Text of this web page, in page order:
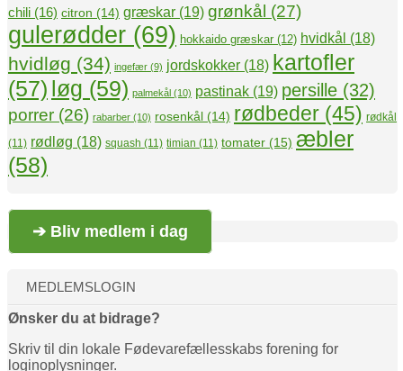
chili (16) citron (14) græskar (19) grønkål (27)
gulerødder (69) hokkaido græskar (12) hvidkål (18)
hvidløg (34) ingefær (9) jordskokker (18) kartofler
(57) løg (59) palmekål (10) pastinak (19) persille (32)
porrer (26) rabarber (10) rosenkål (14) rødbeder (45) rødkål
(11) rødløg (18) squash (11) timian (11) tomater (15) æbler
(58)
➔ Bliv medlem i dag
MEDLEMSLOGIN
Ønsker du at bidrage?
Skriv til din lokale Fødevarefællesskabs forening for
loginoplysninger.